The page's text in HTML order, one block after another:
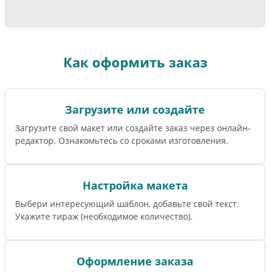
Как оформить заказ
Загрузите или создайте
Загрузите свой макет или создайте заказ через онлайн-
редактор. Ознакомьтесь со сроками изготовления.
Настройка макета
Выбери интересующий шаблон, добавьте свой текст.
Укажите тираж (необходимое количество).
Оформление заказа